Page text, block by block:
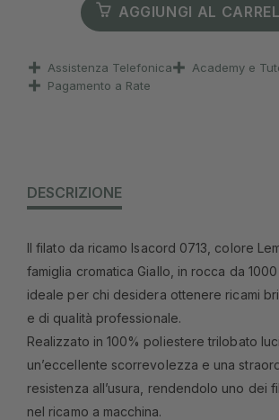
AGGIUNGI AL
Assistenza Telefonica
Academy e
Pagamento a Rate
DESCRIZIONE
Il filato da ricamo Isacord 0713, colore
famiglia cromatica Giallo, in rocca da
ideale per chi desidera ottenere ricami
e di qualità professionale.
Realizzato in 100% poliestere trilobato
un’eccellente scorrevolezza e una
resistenza all’usura, rendendolo uno dei
nel ricamo a macchina.